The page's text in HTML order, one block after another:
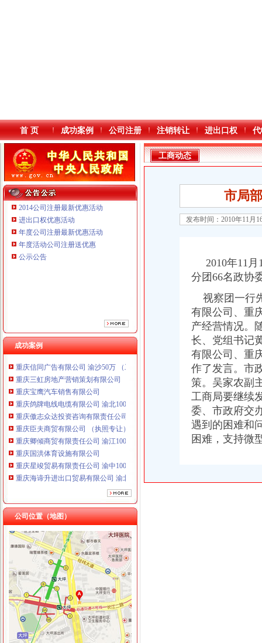
本站导航
首 页 成功案例 公司注册 注销转让 进出口权
2014公司注册最新优惠活动
进出口权优惠活动
年度公司注册最新优惠活动
年度活动公司注册送优惠
公示公告
成功案例
重庆鸽牌电线电缆有限公司 渝北10010万 (进出口权)
重庆傲志众达投资咨询有限责任公司 渝九1000万 （增资）
重庆星竣贸易有限责任公司 渝中100万 （进出口权）
重庆海谛升进出口贸易有限公司 渝北100万 （进出口权）
重庆奕欣锦诚商贸有限公司 渝九50万 （工商注册）
重庆三虹房地产营销策划有限公司
重庆宝鹰汽车销售有限公司
重庆鸽牌电线电缆有限公司 渝北10010万 (进出口权)
重庆傲志众达投资咨询有限责任公司 渝九1000万 （增资）
重庆臣夫商贸有限公司 （执照专让）
重庆卿倾商贸有限责任公司 渝江100万 （工商注册）
重庆国洪体育设施有限公司
重庆星竣贸易有限责任公司 渝中100万 （进出口权）
重庆海谛升进出口贸易有限公司 渝北100万 （进出口权）
重庆奕欣锦诚商贸有限公司 渝九50万 （工商注册）
重庆信同广告有限公司 渝沙50万 （工商注册）
重庆三虹房地产营销策划有限公司
重庆宝鹰汽车销售有限公司
公司位置（地图）
工商动态
我市重庆分公司注销出台在校大创办微型企业相关办法
渝北局行政约谈沃尔玛超市重庆公司注销指出五点问题
市局六项措施推进“双”重庆营业执照注销行动后期工作
梁平局“四抓四廉”重庆营业执照注销加春节期间廉政建设
工商动态
市局
发布时间：2010年11月
2010年11月
分团66名政协
视察团一行
有限公司、重
产经营情况。
长、党组书记
有限公司、重
作了发言。市
策。吴家农副
工商局要继续
委、市政府交
遇到的困难和
困难，支持微